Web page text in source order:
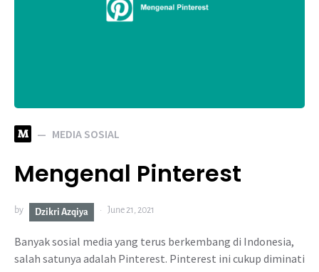
M MEDIA SOSIAL
Mengenal Pinterest
by Dzikri Azqiya June 21, 2021
Banyak sosial media yang terus berkembang di Indonesia,
salah satunya adalah Pinterest. Pinterest ini cukup diminati